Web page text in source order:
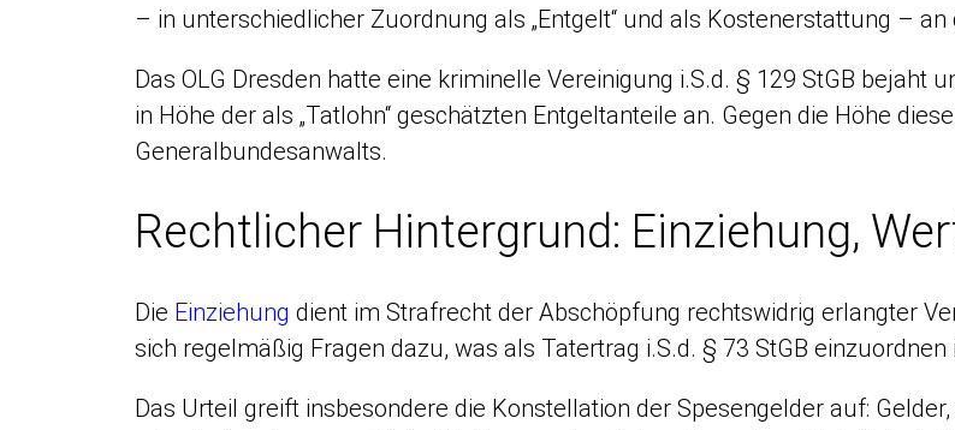
– in unterschiedlicher Zuordnung als „Entgelt“ und als Kostenerstattung –
Das OLG Dresden hatte eine kriminelle Vereinigung i.S.d. § 129 StGB
in Höhe der als „Tatlohn“ geschätzten Entgeltanteile an. Gegen die Höhe
Generalbundesanwalts.
Rechtlicher Hintergrund: Einziehung,
Die Einziehung dient im Strafrecht der Abschöpfung rechtswidrig erlangter
sich regelmäßig Fragen dazu, was als Tatertrag i.S.d. § 73 StGB
Das Urteil greift insbesondere die Konstellation der Spesengelder auf: